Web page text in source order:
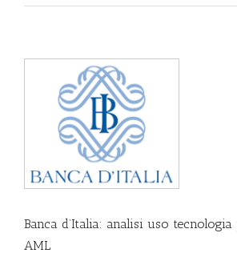
Banca d’Italia: analisi uso
AML